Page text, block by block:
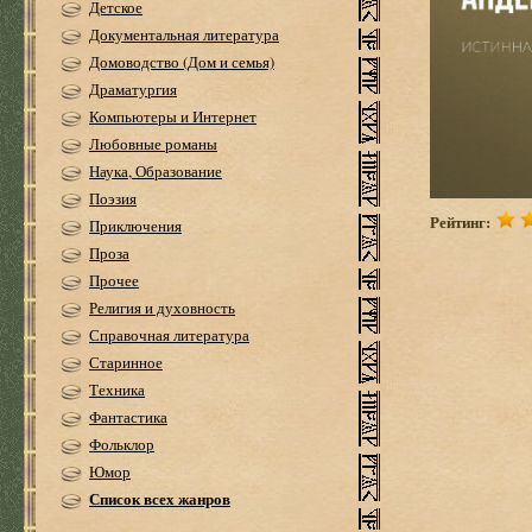
Детское
Документальная литература
Домоводство (Дом и семья)
Драматургия
Компьютеры и Интернет
Любовные романы
Наука, Образование
Поэзия
Приключения
Проза
Прочее
Религия и духовность
Справочная литература
Старинное
Техника
Фантастика
Фольклор
Юмор
Список всех жанров
Рейтинг: